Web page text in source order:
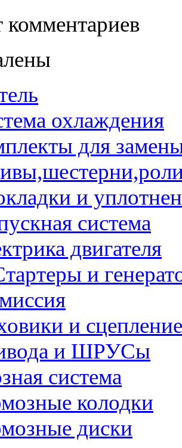
комментариев
охлаждения
для
и
система
двигателя
и
и сцепление
и ШРУСы
система
колодки
диски